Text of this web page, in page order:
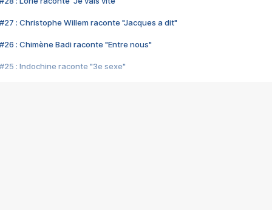
#27 : Christophe Willem raconte "Jacques a dit"
#26 : Chimène Badi raconte "Entre nous"
#25 : Indochine raconte "3e sexe"